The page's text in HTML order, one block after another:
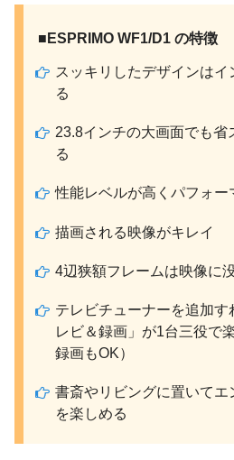
■ESPRIMO WF1/D1 の特徴
スッキリしたデザインは
る
23.8インチの大画面でも省
る
性能レベルが高くパフォー
描画される映像がキレイ
4辺狭額フレームは映像に
テレビチューナーを追加す
レビ＆録画」が1台三役で
録画もOK）
書斎やリビングに置いてエ
を楽しめる